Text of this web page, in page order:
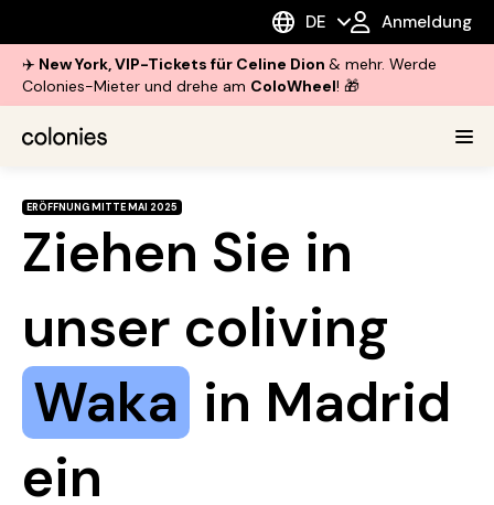
DE Anmeldung
✈️ New York, VIP-Tickets für Celine Dion & mehr. Werde
Colonies-Mieter und drehe am ColoWheel! 🎁
ERÖFFNUNG MITTE MAI 2025
Ziehen Sie in
unser coliving
Waka in Madrid
ein